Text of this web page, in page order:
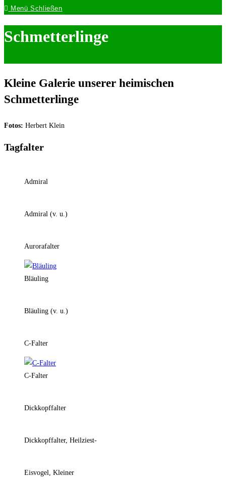
Menü Schließen
Schmetterlinge
Kleine Galerie unserer heimischen
Schmetterlinge
Fotos: Herbert Klein
Tagfalter
Admiral
Admiral (v. u.)
Aurorafalter
Bläuling
Bläuling (v. u.)
C-Falter
C-Falter
Dickkopffalter
Dickkopffalter, Heilziest-
Eisvogel, Kleiner